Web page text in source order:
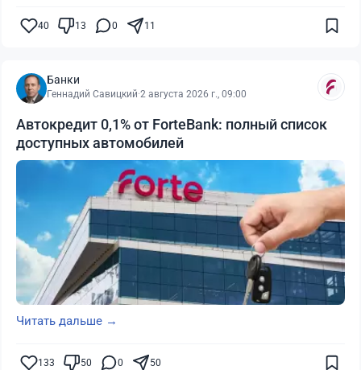
40 13 0 11
Банки
Геннадий Савицкий·2 августа 2026 г., 09:00
Автокредит 0,1% от ForteBank: полный список
доступных автомобилей
Читать дальше →
133 50 0 50